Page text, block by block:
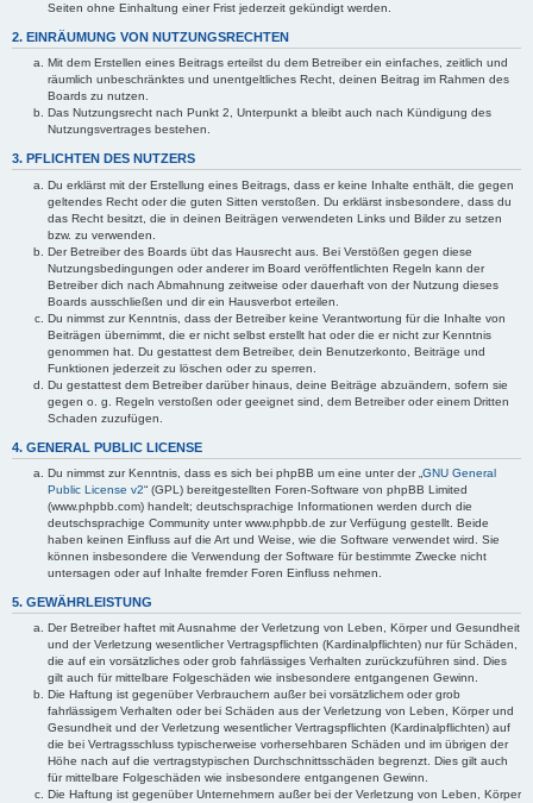
Seiten ohne Einhaltung einer Frist jederzeit gekündigt werden.
2. EINRÄUMUNG VON NUTZUNGSRECHTEN
Mit dem Erstellen eines Beitrags erteilst du dem Betreiber ein einfaches, zeitlich und
räumlich unbeschränktes und unentgeltliches Recht, deinen Beitrag im Rahmen des
Boards zu nutzen.
Das Nutzungsrecht nach Punkt 2, Unterpunkt a bleibt auch nach Kündigung des
Nutzungsvertrages bestehen.
3. PFLICHTEN DES NUTZERS
Du erklärst mit der Erstellung eines Beitrags, dass er keine Inhalte enthält, die gegen
geltendes Recht oder die guten Sitten verstoßen. Du erklärst insbesondere, dass du
das Recht besitzt, die in deinen Beiträgen verwendeten Links und Bilder zu setzen
bzw. zu verwenden.
Der Betreiber des Boards übt das Hausrecht aus. Bei Verstößen gegen diese
Nutzungsbedingungen oder anderer im Board veröffentlichten Regeln kann der
Betreiber dich nach Abmahnung zeitweise oder dauerhaft von der Nutzung dieses
Boards ausschließen und dir ein Hausverbot erteilen.
Du nimmst zur Kenntnis, dass der Betreiber keine Verantwortung für die Inhalte von
Beiträgen übernimmt, die er nicht selbst erstellt hat oder die er nicht zur Kenntnis
genommen hat. Du gestattest dem Betreiber, dein Benutzerkonto, Beiträge und
Funktionen jederzeit zu löschen oder zu sperren.
Du gestattest dem Betreiber darüber hinaus, deine Beiträge abzuändern, sofern sie
gegen o. g. Regeln verstoßen oder geeignet sind, dem Betreiber oder einem Dritten
Schaden zuzufügen.
4. GENERAL PUBLIC LICENSE
Du nimmst zur Kenntnis, dass es sich bei phpBB um eine unter der „ GNU General
Public License v2“ (GPL) bereitgestellten Foren-Software von phpBB Limited
(www.phpbb.com) handelt; deutschsprachige Informationen werden durch die
deutschsprachige Community unter www.phpbb.de zur Verfügung gestellt. Beide
haben keinen Einfluss auf die Art und Weise, wie die Software verwendet wird. Sie
können insbesondere die Verwendung der Software für bestimmte Zwecke nicht
untersagen oder auf Inhalte fremder Foren Einfluss nehmen.
5. GEWÄHRLEISTUNG
Der Betreiber haftet mit Ausnahme der Verletzung von Leben, Körper und Gesundheit
und der Verletzung wesentlicher Vertragspflichten (Kardinalpflichten) nur für Schäden,
die auf ein vorsätzliches oder grob fahrlässiges Verhalten zurückzuführen sind. Dies
gilt auch für mittelbare Folgeschäden wie insbesondere entgangenen Gewinn.
Die Haftung ist gegenüber Verbrauchern außer bei vorsätzlichem oder grob
fahrlässigem Verhalten oder bei Schäden aus der Verletzung von Leben, Körper und
Gesundheit und der Verletzung wesentlicher Vertragspflichten (Kardinalpflichten) auf
die bei Vertragsschluss typischerweise vorhersehbaren Schäden und im übrigen der
Höhe nach auf die vertragstypischen Durchschnittsschäden begrenzt. Dies gilt auch
für mittelbare Folgeschäden wie insbesondere entgangenen Gewinn.
Die Haftung ist gegenüber Unternehmern außer bei der Verletzung von Leben, Körper